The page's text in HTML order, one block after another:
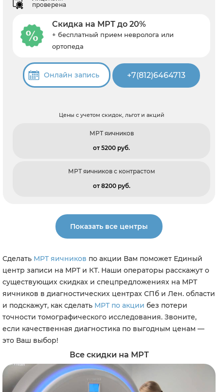
проверена
Скидка на МРТ до 20%
+ бесплатный прием невролога или
ортопеда
Онлайн запись +7(812)6464713
Цены с учетом скидок, льгот и акций
МРТ яичников
от 5200 pуб.
МРТ яичников с контрастом
от 8200 pуб.
Показать все центры
Сделать МРТ яичников по акции Вам поможет Единый
центр записи на МРТ и КТ. Наши операторы расскажут о
существующих скидках и спецпредложениях на МРТ
яичников в диагностических центрах СПб и Лен. области
и подскажут, как сделать МРТ по акции без потери
точности томографического исследования. Звоните,
если качественная диагностика по выгодным ценам —
это Ваш выбор!
Все скидки на МРТ